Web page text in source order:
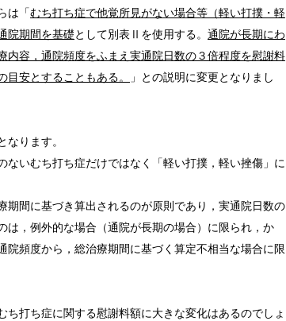
は「 むち打ち症で他覚所見がない場合等（軽い打撲・軽
院期間を基礎として別表Ⅱを使用する。 通院が長期にわ
内容，通院頻度をふまえ実通院日数の３倍程度を慰謝料
目安とすることもある。
」との説明に変更となりまし
なります。
いむち打ち症だけではなく「軽い打撲，軽い挫傷」に
間に基づき算出されるのが原則であり，実通院日数の
は，例外的な場合（通院が長期の場合）に限られ，か
院頻度から，総治療期間に基づく算定不相当な場合に限
打ち症に関する慰謝料額に大きな変化はあるのでしょ